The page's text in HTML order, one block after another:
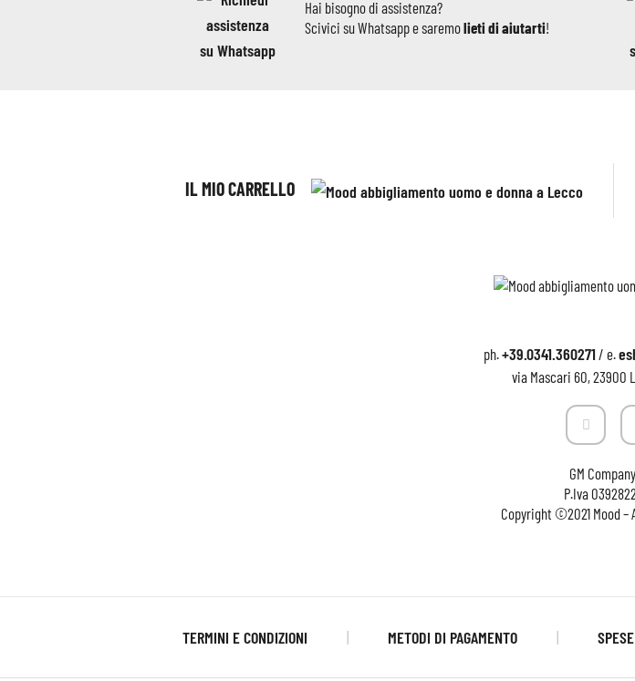
Hai bisogno di assistenza?
Scivici su Whatsapp e saremolieti di aiutarti!
IL MIO CARRELLO
ph.+39.0341.360271/ e.
via Mascari 60, 23900
GM
P.Iva
Copyright ©2021 Mood –
TERMINI E CONDIZIONI METODI DI PAGAMENTO